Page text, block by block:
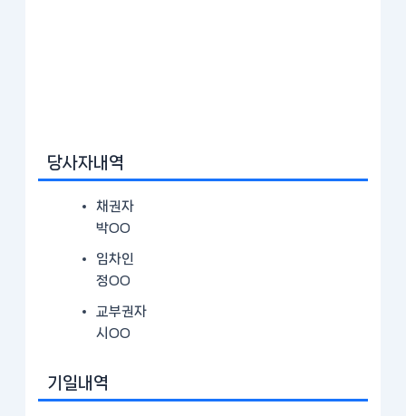
당사자내역
채권자
박OO
임차인
정OO
교부권자
시OO
기일내역